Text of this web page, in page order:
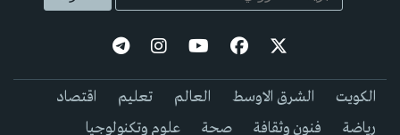
الكويت الشرق الاوسط العالم تعليم
اقتصاد
رياضة
فنون وثقافة صحة علوم وتكنولوجيا